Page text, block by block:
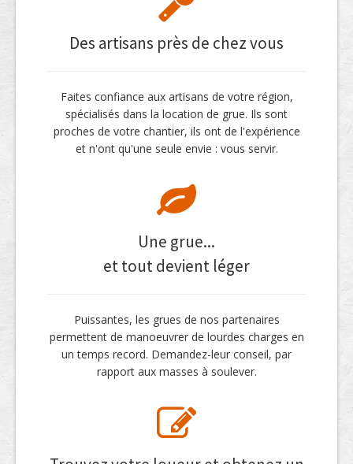
Des artisans près de chez vous
Faites confiance aux artisans de votre région,
spécialisés dans la location de grue. Ils sont
proches de votre chantier, ils ont de l'expérience
et n'ont qu'une seule envie : vous servir.
Une grue...
et tout devient léger
Puissantes, les grues de nos partenaires
permettent de manoeuvrer de lourdes charges en
un temps record. Demandez-leur conseil, par
rapport aux masses à soulever.